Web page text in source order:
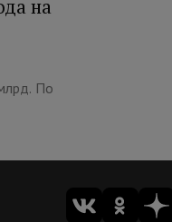
на
По